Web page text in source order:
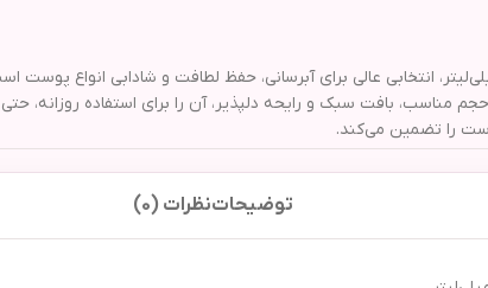
مناسب، بافت سبک و رایحه دلپذیر، آن را برای استفاده
را تضمین می‌کند.
توضیحاتنظرات (0)